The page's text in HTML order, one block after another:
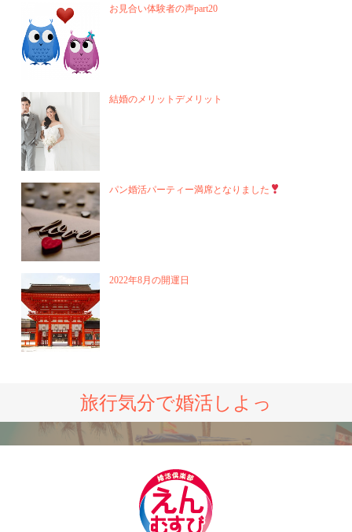
お見合い体験者の声part20
結婚のメリットデメリット
パン婚活パーティー満席となりました
2022年8月の開運日
旅行気分で婚活しよっ